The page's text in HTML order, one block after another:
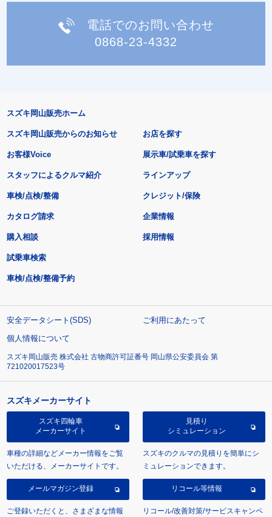
電話でのお問い合わせ
0868-23-4332
スズキ岡山販売ホーム
スズキ岡山販売からのお知らせ
お客様Voice
スタッフによるクルマ紹介
お店を探す
展示車/試乗車を探す
ラインアップ
車検/点検/整備 クレジット/保険
カタログ請求
購入相談
試乗車検索
車検/点検/整備予約
企業情報
採用情報
安全データシート(SDS)
ご利用にあたって
個人情報について
スズキ岡山販売 株式会社 古物商許可証番号 岡山県公安委員会 第
721020017523号
スズキメーカーサイト
スズキ四輪車
メーカーサイト
車種の詳細などメーカー情報をご覧
いただける、メーカーサイトです。
見積り
シミュレーション
スズキのクルマの見積りを簡単にシ
ミュレーションできます。
メールマガジン登録
ご登録いただくと、さまざまな情報
リコール等情報
リコール/改善対策/サービスキャンペ